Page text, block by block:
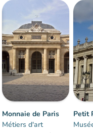
Monnaie de Paris
Métiers d'art
Petit
Affluence: